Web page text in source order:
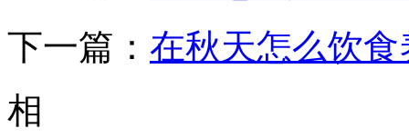
下一篇： 在秋天怎么饮
相